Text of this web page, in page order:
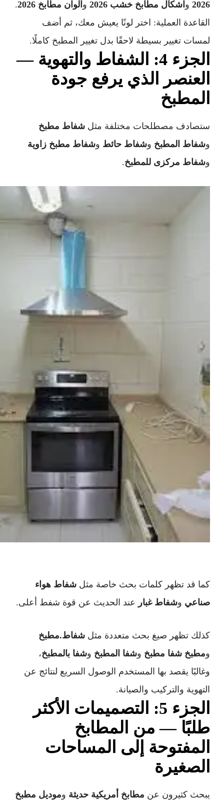
2026 و اشكال مطابخ خشب 2026 و الوان مطابخ 2026
.
القاعدة العملية: اختر لونًا يعيش معك، ثم أضف
لمسات تغيير بسيطة لاحقًا بدل تغيير المطبخ كاملًا.
الجزء 4: الشفاط والتهوية —
العنصر الذي يرفع جودة
المطبخ
ستصادف مصطلحات مختلفة مثل شفاط مطبخ
وشفاط المطبخ وشفاط حائط وشفاط مطبخ زاوية
وشفاط مركزى للمطبخ.
كما قد تظهر كلمات بحث خاصة مثل شفاط هواء
صناعي وشفاط غبار عند الحديث عن قوة شفط أعلى.
كذلك تظهر صيغ بحث متعددة مثل شفاط.مطبخ
ومطبخ شفا مطبخ وشفا المطبخ وشفا بالمطبخ،
وغالبًا يقصد بها المستخدم الوصول السريع لنتائج عن
التهوية والتركيب والصيانة.
الجزء 5: التصميمات الأكثر
طلبًا — من المطابخ
المفتوحة إلى المساحات
الصغيرة
يبحث كثيرون عن مطابخ أمريكية حديثة وموديل مطبخ